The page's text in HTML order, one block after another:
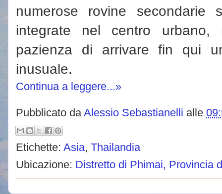
numerose rovine secondarie
integrate nel centro
pazienza di arrivare fin qui
inusuale.
Continua a leggere...»
Pubblicato da Alessio Sebastianelli alle
Etichette: Asia, Thailandia
Ubicazione: Distretto di Phimai, Provincia